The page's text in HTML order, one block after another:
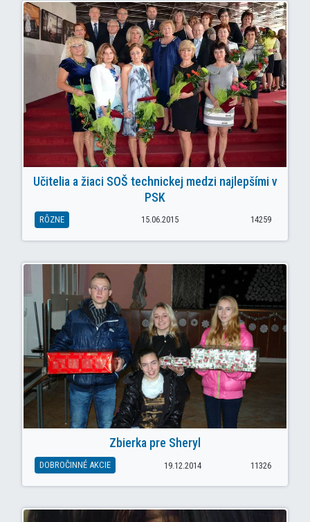
Učitelia a žiaci SOŠ technickej medzi najlepšími v
PSK
RÔZNE 15.06.2015 14259
Zbierka pre Sheryl
DOBROČINNÉ AKCIE 19.12.2014 11326